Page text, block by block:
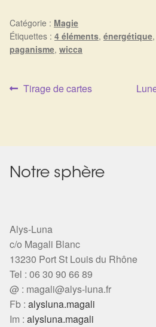
Catégorie : Magie
Étiquettes : 4 éléments, énergétique,
paganisme, wicca
Navigation
Article
Tirage de cartes
Notre sphère
Alys-Luna
c/o Magali Blanc
13230 Port St Louis du Rhône
Tel : 06 30 90 66 89
@ : magali@alys-luna.fr
Fb : alysluna.magali
Im : alysluna.magali